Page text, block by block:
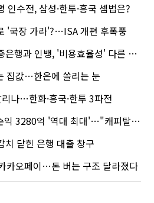
수전, 삼성·한투·흥국 셈법은?
'국장 가라'?…ISA 개편 후폭풍
과 인뱅, '비용효율성' 다른 잣대 왜?
집값…한은에 쏠리는 눈
나…한화·흥국·한투 3파전
억 '역대 최대'…"캐피탈, 자산 1조원 이상"
치 닫힌 은행 대출 창구
카오페이…돈 버는 구조 달라졌다